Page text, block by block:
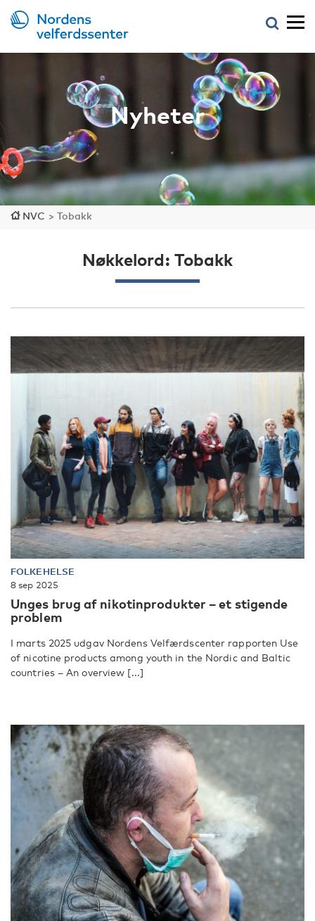
Nyheter
NVC > Tobakk
Nøkkelord: Tobakk
FOLKEHELSE
8 sep 2025
Unges brug af nikotinprodukter – et stigende
problem
I marts 2025 udgav Nordens Velfærdscenter rapporten Use
of nicotine products among youth in the Nordic and Baltic
countries – An overview [...]